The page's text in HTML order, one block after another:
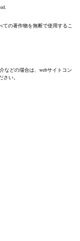
の著作物を無断で使用するこ
などの場合は、webサイトコン
い。